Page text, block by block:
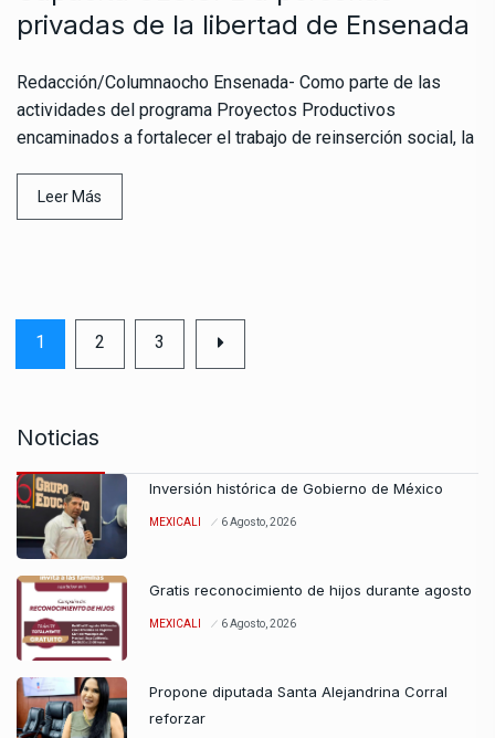
privadas de la libertad de Ensenada
Redacción/Columnaocho Ensenada- Como parte de las
actividades del programa Proyectos Productivos
encaminados a fortalecer el trabajo de reinserción social, la
Leer Más
1 2 3
Noticias
Inversión histórica de Gobierno de México
MEXICALI 6 Agosto, 2026
Gratis reconocimiento de hijos durante agosto
MEXICALI 6 Agosto, 2026
Propone diputada Santa Alejandrina Corral
reforzar